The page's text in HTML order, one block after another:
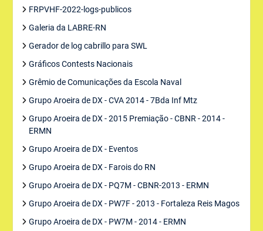
FRPVHF-2022-logs-publicos
Galeria da LABRE-RN
Gerador de log cabrillo para SWL
Gráficos Contests Nacionais
Grêmio de Comunicações da Escola Naval
Grupo Aroeira de DX - CVA 2014 - 7Bda Inf Mtz
Grupo Aroeira de DX - 2015 Premiação - CBNR - 2014 -
ERMN
Grupo Aroeira de DX - Eventos
Grupo Aroeira de DX - Farois do RN
Grupo Aroeira de DX - PQ7M - CBNR-2013 - ERMN
Grupo Aroeira de DX - PW7F - 2013 - Fortaleza Reis Magos
Grupo Aroeira de DX - PW7M - 2014 - ERMN